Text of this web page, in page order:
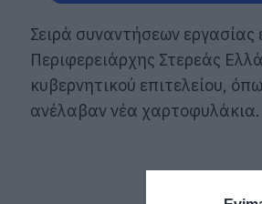
Σειρά συναντήσεων εργασίας
Περιφερειάρχης Στερεάς
κυβερνητικού επιτελείου,
ανέλαβαν νέα χαρτοφυλάκια.